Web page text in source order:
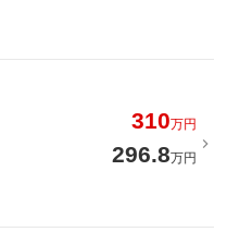
310万円
296.8万円